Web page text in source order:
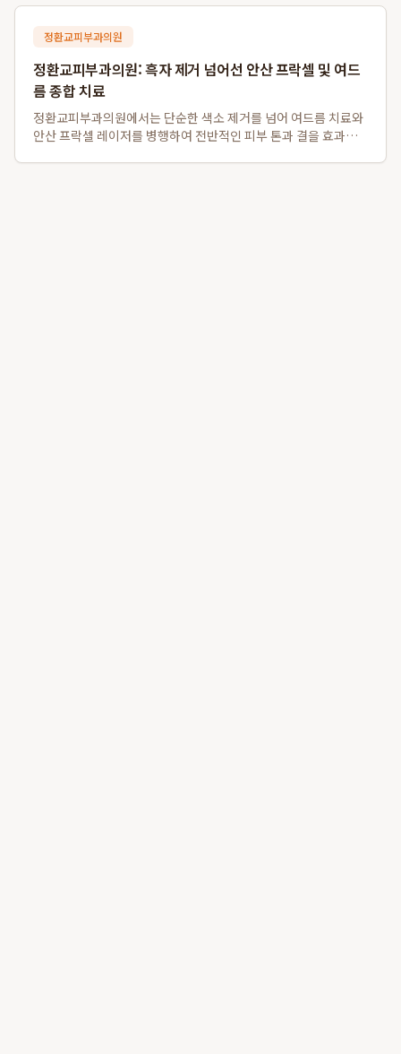
할 수 있으며, 명동역...
정환교피부과의원
정환교피부과의원: 흑자 제거 넘어선 안산 프락셀 및 여드
름 종합 치료
정환교피부과의원에서는 단순한 색소 제거를 넘어 여드름 치료와
안산 프락셀 레이저를 병행하여 전반적인 피부 톤과 결을 효과적